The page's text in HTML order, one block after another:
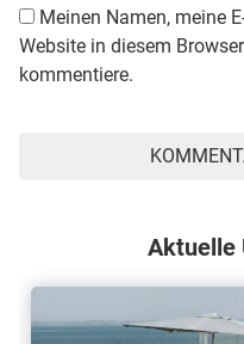
Meinen Namen, meine
Website in diesem
kommentiere.
Aktuelle